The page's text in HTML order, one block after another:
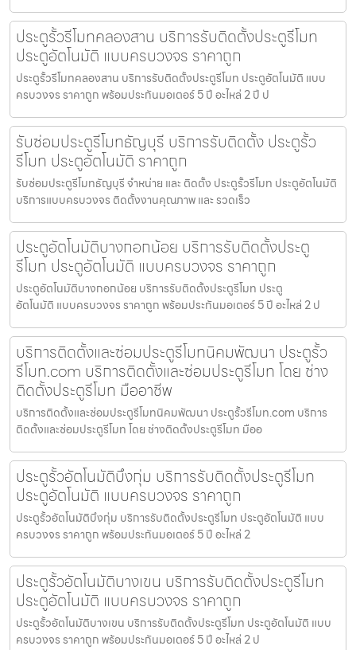
ประตูรั้วรีโมทคลองสาน บริการรับติดตั้งประตูรีโมท
ประตูอัตโนมัติ แบบครบวงจร ราคาถูก
ประตูรั้วรีโมทคลองสาน บริการรับติดตั้งประตูรีโมท ประตูอัตโนมัติ แบบ
ครบวงจร ราคาถูก พร้อมประกันมอเตอร์ 5 ปี อะไหล่ 2 ปี ป
รับซ่อมประตูรีโมทธัญบุรี บริการรับติดตั้ง ประตูรั้ว
รีโมท ประตูอัตโนมัติ ราคาถูก
รับซ่อมประตูรีโมทธัญบุรี จำหน่าย และ ติดตั้ง ประตูรั้วรีโมท ประตูอัตโนมัติ
บริการแบบครบวงจร ติดตั้งงานคุณภาพ และ รวดเร็ว
ประตูอัตโนมัติบางกอกน้อย บริการรับติดตั้งประตู
รีโมท ประตูอัตโนมัติ แบบครบวงจร ราคาถูก
ประตูอัตโนมัติบางกอกน้อย บริการรับติดตั้งประตูรีโมท ประตู
อัตโนมัติ แบบครบวงจร ราคาถูก พร้อมประกันมอเตอร์ 5 ปี อะไหล่ 2 ป
บริการติดตั้งและซ่อมประตูรีโมทนิคมพัฒนา ประตูรั้ว
รีโมท.com บริการติดตั้งและซ่อมประตูรีโมท โดย ช่าง
ติดตั้งประตูรีโมท มืออาชีพ
บริการติดตั้งและซ่อมประตูรีโมทนิคมพัฒนา ประตูรั้วรีโมท.com บริการ
ติดตั้งและซ่อมประตูรีโมท โดย ช่างติดตั้งประตูรีโมท มืออ
ประตูรั้วอัตโนมัติบึงกุ่ม บริการรับติดตั้งประตูรีโมท
ประตูอัตโนมัติ แบบครบวงจร ราคาถูก
ประตูรั้วอัตโนมัติบึงกุ่ม บริการรับติดตั้งประตูรีโมท ประตูอัตโนมัติ แบบ
ครบวงจร ราคาถูก พร้อมประกันมอเตอร์ 5 ปี อะไหล่ 2
ประตูรั้วอัตโนมัติบางเขน บริการรับติดตั้งประตูรีโมท
ประตูอัตโนมัติ แบบครบวงจร ราคาถูก
ประตูรั้วอัตโนมัติบางเขน บริการรับติดตั้งประตูรีโมท ประตูอัตโนมัติ แบบ
ครบวงจร ราคาถูก พร้อมประกันมอเตอร์ 5 ปี อะไหล่ 2 ป